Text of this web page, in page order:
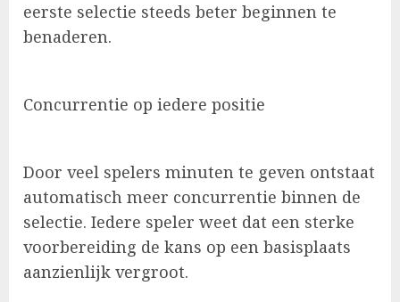
eerste selectie steeds beter beginnen te
benaderen.
Concurrentie op iedere positie
Door veel spelers minuten te geven ontstaat
automatisch meer concurrentie binnen de
selectie. Iedere speler weet dat een sterke
voorbereiding de kans op een basisplaats
aanzienlijk vergroot.